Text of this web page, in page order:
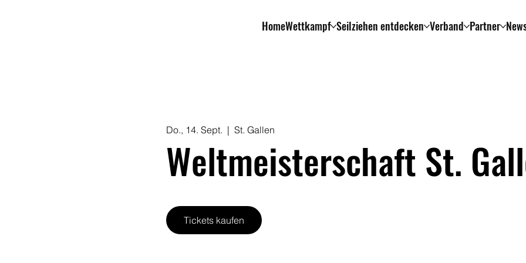
HomeWettkampf Seilziehen entdecken Verband Partner
Do., 14. Sept.
  |
St. Gallen
Weltmeisterschaft St.
Tickets kaufen